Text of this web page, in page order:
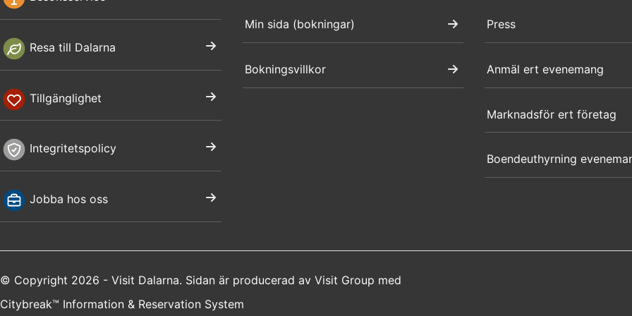
Resa till Dalarna
Tillgänglighet
Integritetspolicy
Jobba hos oss
Min sida (bokningar)
Bokningsvillkor
Press
Anmäl ert evenemang
Marknadsför ert företag
Boendeuthyrning
© Copyright 2026 - Visit Dalarna. Sidan är producerad av Visit Group med
Citybreak™ Information & Reservation System